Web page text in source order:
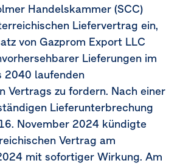
dem Bilanzstichtag
Beteiligungen der OMV
Handelskammer (SCC)
Liefervertrag ein,
von Gazprom Export LLC
Lieferungen im
2040 laufenden
Vertrags zu fordern. Nach einer
Lieferunterbrechung
November 2024 kündigte
Vertrag am
mit sofortiger Wirkung. Am